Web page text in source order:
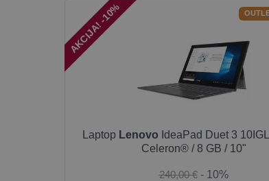
AKCIJA! -10%
Laptop Lenovo IdeaPad Duet 3
Celeron® / 8 GB / 10"
240,00 € - 10%